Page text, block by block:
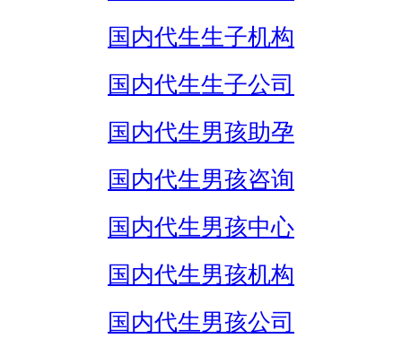
国内代生生子机构
国内代生生子公司
国内代生男孩助孕
国内代生男孩咨询
国内代生男孩中心
国内代生男孩机构
国内代生男孩公司